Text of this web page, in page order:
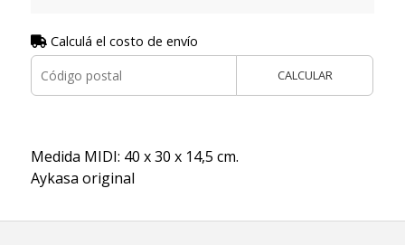
Calculá el costo de envío
CALCULAR
Medida MIDI: 40 x 30 x 14,5 cm.
Aykasa original